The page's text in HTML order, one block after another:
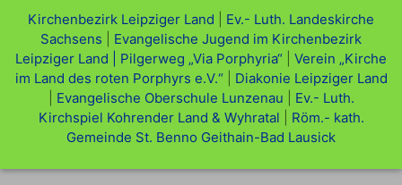
Kirchenbezirk Leipziger Land
Ev.- Luth. Landeskirche
Sachsens
Evangelische Jugend im Kirchenbezirk
Leipziger Land | Pilgerweg „Via Porphyria“
Verein „Kirche
im Land des roten Porphyrs e.V.“| Diakonie Leipziger Land
Evangelische Oberschule Lunzenau
Ev.- Luth.
Kirchspiel Kohrender Land & Wyhratal
Röm.- kath.
Gemeinde St. Benno Geithain-Bad Lausick